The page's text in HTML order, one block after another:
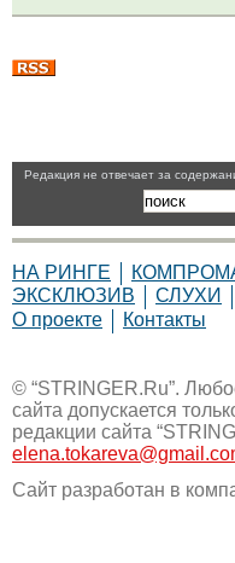
Pедакция не отвечает за
НА РИНГЕ
ЭКСКЛЮЗИВ
СЛУХИ
О проекте
Контакты
© “STRINGER.Ru”.
сайта допускается
редакции сайта
Сайт разработан в